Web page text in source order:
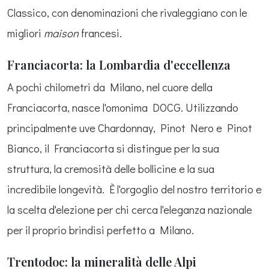
Classico, con denominazioni che rivaleggiano con le
migliori maison francesi.
Franciacorta: la Lombardia d'eccellenza
A pochi chilometri da Milano, nel cuore della
Franciacorta, nasce l'omonima DOCG. Utilizzando
principalmente uve Chardonnay, Pinot Nero e Pinot
Bianco, il Franciacorta si distingue per la sua
struttura, la cremosità delle bollicine e la sua
incredibile longevità. È l'orgoglio del nostro territorio e
la scelta d'elezione per chi cerca l'eleganza nazionale
per il proprio brindisi perfetto a Milano.
Trentodoc: la mineralità delle Alpi